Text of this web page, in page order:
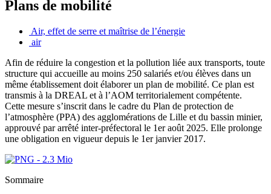
Plans de mobilité
Air, effet de serre et maîtrise de l’énergie
air
Afin de réduire la congestion et la pollution liée aux transports, toute
structure qui accueille au moins 250 salariés et/ou élèves dans un
même établissement doit élaborer un plan de mobilité. Ce plan est
transmis à la DREAL et à l’AOM territorialement compétente.
Cette mesure s’inscrit dans le cadre du Plan de protection de
l’atmosphère (PPA) des agglomérations de Lille et du bassin minier,
approuvé par arrêté inter-préfectoral le 1er août 2025. Elle prolonge
une obligation en vigueur depuis le 1er janvier 2017.
Sommaire